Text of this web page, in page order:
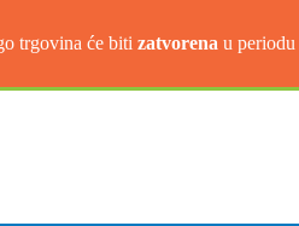
trgovina će biti zatvorena u periodu